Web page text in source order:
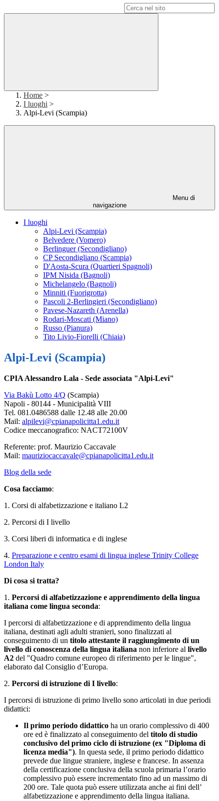
Home >
I luoghi >
Alpi-Levi (Scampia)
Menu di
navigazione
I luoghi
Alpi-Levi (Scampia)
Belvedere (Vomero)
Berlinguer (Secondigliano)
CP Secondigliano (Scampia)
D'Aosta-Scura (Quartieri Spagnoli)
IPM Nisida (Bagnoli)
Michelangelo (Bagnoli)
Minniti (Fuorigrotta)
Pascoli 2-Berlingieri (Secondigliano)
Pavese-Nazareth (Arenella)
Rodari-Moscati (Miano)
Russo (Pianura)
Tito Livio-Fiorelli (Chiaia)
Alpi-Levi (Scampia)
CPIA Alessandro Lala - Sede associata "Alpi-Levi"
Via Bakù Lotto 4/Q (Scampia)
Napoli - 80144 - Municipalità VIII
Tel. 081.0486588 dalle 12.48 alle 20.00
Mail: alpilevi@cpianapolicitta1.edu.it
Codice meccanografico: NACT72100V
Referente: prof. Maurizio Caccavale
Mail: mauriziocaccavale@cpianapolicitta1.edu.it
Blog della sede
Cosa facciamo:
1. Corsi di alfabetizzazione e italiano L2
2. Percorsi di I livello
3. Corsi liberi di informatica e di inglese
4. Preparazione e centro esami di lingua inglese Trinity College
London Italy
Di cosa si tratta?
1. Percorsi di alfabetizzazione e apprendimento della lingua
italiana come lingua seconda:
I percorsi di alfabetizzazione e di apprendimento della lingua
italiana, destinati agli adulti stranieri, sono finalizzati al
conseguimento di un titolo attestante il raggiungimento di un
livello di conoscenza della lingua italiana non inferiore al livello
A2 del "Quadro comune europeo di riferimento per le lingue",
elaborato dal Consiglio d’Europa.
2. Percorsi di istruzione di I livello:
I percorsi di istruzione di primo livello sono articolati in due periodi
didattici:
Il primo periodo didattico ha un orario complessivo di 400
ore ed è finalizzato al conseguimento del titolo di studio
conclusivo del primo ciclo di istruzione (ex "Diploma di
licenza media"). In questa sede, il primo periodo didattico
prevede due lingue straniere, inglese e francese. In assenza
della certificazione conclusiva della scuola primaria l’orario
complessivo può essere incrementato fino ad un massimo di
200 ore. Tale quota può essere utilizzata anche ai fini dell’
alfabetizzazione e apprendimento della lingua italiana.